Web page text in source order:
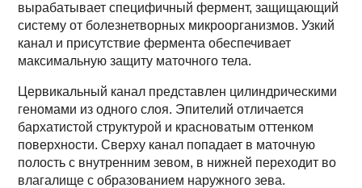
вырабатывает специфичный фермент, защищающий
систему от болезнетворных микроорганизмов. Узкий
канал и присутствие фермента обеспечивает
максимальную защиту маточного тела.
Цервикальный канал представлен цилиндрическими
геномами из одного слоя. Эпителий отличается
бархатистой структурой и красноватым оттенком
поверхности. Сверху канал попадает в маточную
полость с внутренним зевом, в нижней переходит во
влагалище с образованием наружного зева.